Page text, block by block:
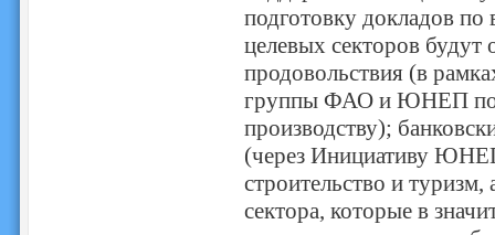
подготовку докладов по
целевых секторов будут
продовольствия (в
группы ФАО и ЮНЕП по
производству);
(через Инициативу
строительство и
сектора, которые в